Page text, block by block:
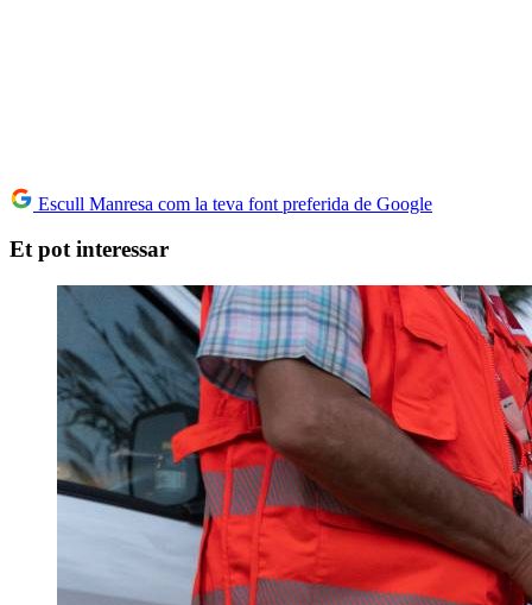
Escull Manresa com la teva font preferida de Google
Et pot interessar